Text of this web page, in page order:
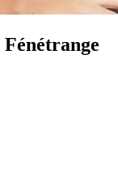
Fénétrange